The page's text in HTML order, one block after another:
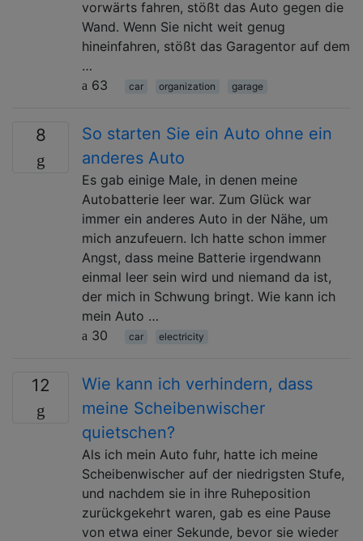
vorwärts fahren, stößt das Auto gegen die
Wand. Wenn Sie nicht weit genug
hineinfahren, stößt das Garagentor auf dem
…
63
car organization garage
8
So starten Sie ein Auto ohne ein
anderes Auto
Es gab einige Male, in denen meine
Autobatterie leer war. Zum Glück war
immer ein anderes Auto in der Nähe, um
mich anzufeuern. Ich hatte schon immer
Angst, dass meine Batterie irgendwann
einmal leer sein wird und niemand da ist,
der mich in Schwung bringt. Wie kann ich
mein Auto …
30
car electricity
12
Wie kann ich verhindern, dass
meine Scheibenwischer
quietschen?
Als ich mein Auto fuhr, hatte ich meine
Scheibenwischer auf der niedrigsten Stufe,
und nachdem sie in ihre Ruheposition
zurückgekehrt waren, gab es eine Pause
von etwa einer Sekunde, bevor sie wieder